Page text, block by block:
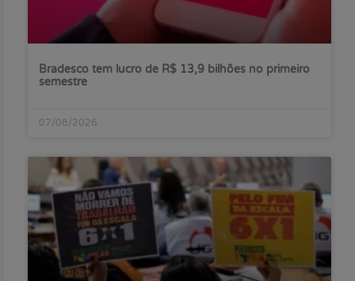
Bradesco tem lucro de R$ 13,9 bilhões no primeiro
semestre
07/08/2026